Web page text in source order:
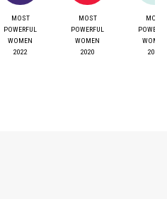
MOST
POWERFUL
WOMEN
2022
MOST
POWERFUL
WOMEN
2020
MOST
WOMEN
2019